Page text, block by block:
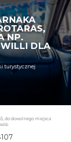
NP.
DLA
turystycznej
do dowolnego miejsca